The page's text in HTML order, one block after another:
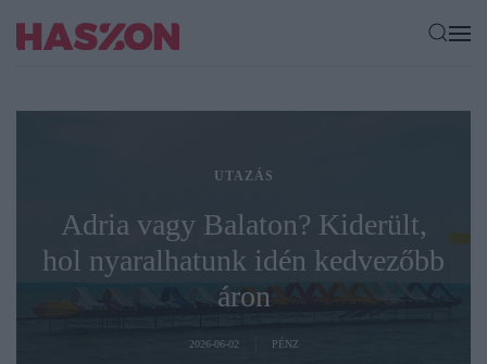
UTAZÁS
Adria vagy Balaton? Kiderült,
hol nyaralhatunk idén kedvezőbb
áron
2026-06-02 PÉNZ